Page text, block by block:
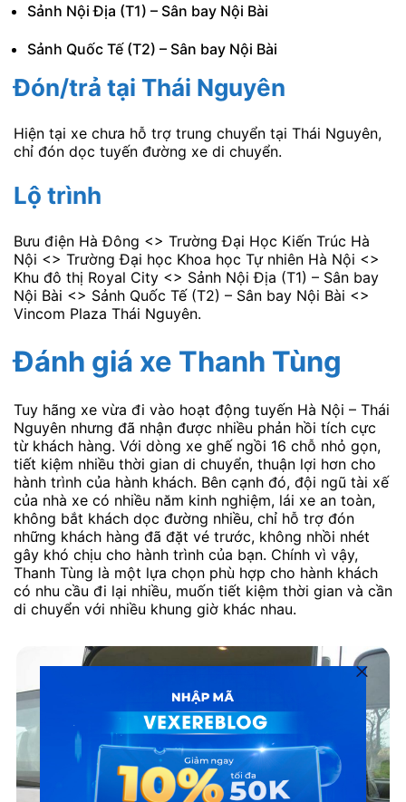
Sảnh Nội Địa (T1) – Sân bay Nội Bài
Sảnh Quốc Tế (T2) – Sân bay Nội Bài
Đón/trả tại Thái Nguyên
Hiện tại xe chưa hỗ trợ trung chuyển tại Thái Nguyên,
chỉ đón dọc tuyến đường xe di chuyển.
Lộ trình
Bưu điện Hà Đông <> Trường Đại Học Kiến Trúc Hà
Nội <> Trường Đại học Khoa học Tự nhiên Hà Nội <>
Khu đô thị Royal City <> Sảnh Nội Địa (T1) – Sân bay
Nội Bài <> Sảnh Quốc Tế (T2) – Sân bay Nội Bài <>
Vincom Plaza Thái Nguyên.
Đánh giá xe Thanh Tùng
Tuy hãng xe vừa đi vào hoạt động tuyến Hà Nội – Thái
Nguyên nhưng đã nhận được nhiều phản hồi tích cực
từ khách hàng. Với dòng xe ghế ngồi 16 chỗ nhỏ gọn,
tiết kiệm nhiều thời gian di chuyển, thuận lợi hơn cho
hành trình của hành khách. Bên cạnh đó, đội ngũ tài xế
của nhà xe có nhiều năm kinh nghiệm, lái xe an toàn,
không bắt khách dọc đường nhiều, chỉ hỗ trợ đón
những khách hàng đã đặt vé trước, không nhồi nhét
gây khó chịu cho hành trình của bạn. Chính vì vậy,
Thanh Tùng là một lựa chọn phù hợp cho hành khách
có nhu cầu đi lại nhiều, muốn tiết kiệm thời gian và cần
di chuyển với nhiều khung giờ khác nhau.